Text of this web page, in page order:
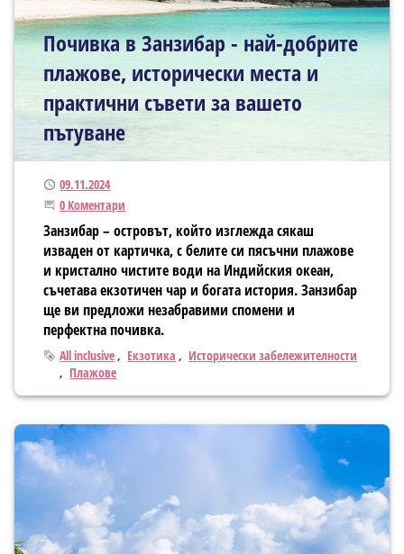
Почивка в Занзибар - най-добрите
плажове, исторически места и
практични съвети за вашето
пътуване
Публикуван
09.11.2024
Започнете дискусията
0 Коментари
Занзибар – островът, който изглежда сякаш
изваден от картичка, с белите си пясъчни плажове
и кристално чистите води на Индийския океан,
съчетава екзотичен чар и богата история. Занзибар
ще ви предложи незабравими спомени и
перфектна почивка.
Тагове
All inclusive Екзотика
Исторически забележителности
Плажове